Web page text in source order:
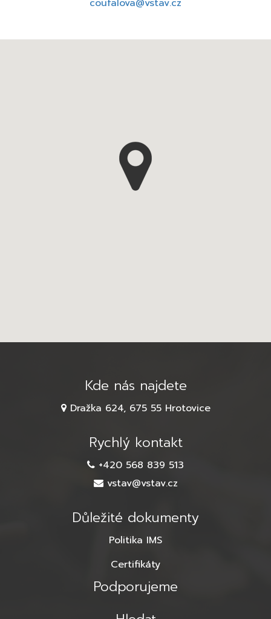
coufalova@vstav.cz
Kde nás najdete
Dražka 624, 675 55 Hrotovice
Rychlý kontakt
+420 568 839 513
vstav@vstav.cz
Důležité dokumenty
Politika IMS
Certifikáty
Podporujeme